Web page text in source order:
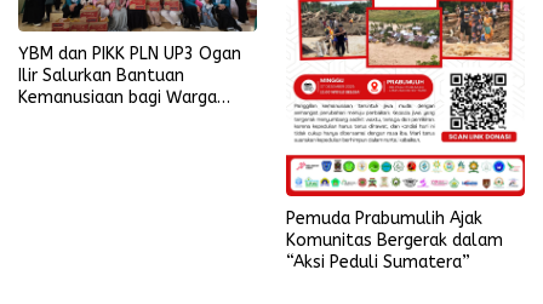
YBM dan PIKK PLN UP3 Ogan
Ilir Salurkan Bantuan
Kemanusiaan bagi Warga
Pemuda Prabumulih Ajak
Komunitas Bergerak dalam
“Aksi Peduli Sumatera”